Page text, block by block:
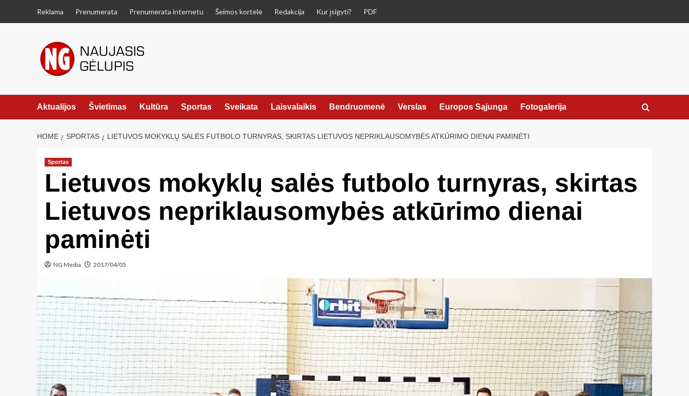
Reklama Prenumerata Prenumerata internetu Šeimos kortelė Redakcija Kur įsigyti? PDF
Aktualijos Švietimas Kultūra Sportas Sveikata Laisvalaikis Bendruomenė Verslas Europos Sąjunga Fotogalerija
HOME SPORTAS LIETUVOS MOKYKLŲ SALĖS FUTBOLO TURNYRAS, SKIRTAS LIETUVOS NEPRIKLAUSOMYBĖS ATKŪRIMO DIENAI PAMINĖTI
Sportas
Lietuvos mokyklų salės futbolo turnyras, skirtas
Lietuvos nepriklausomybės atkūrimo dienai
paminėti
NG Media 2017/04/05